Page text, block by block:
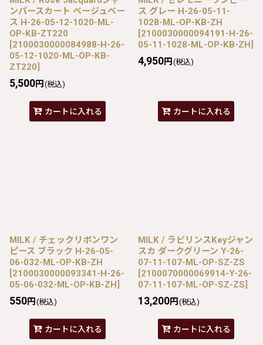
ンパースカート ベージュベー
ス H-26-05-12-1020-ML-
OP-KB-ZT220
[2100030000084988-H-26-
05-12-1020-ML-OP-KB-
ZT220]
5,500円 (税込)
カートに入れる
ス グレー H-26-05-11-
1028-ML-OP-KB-ZH
[2100030000094191-H-26-
05-11-1028-ML-OP-KB-ZH]
4,950円 (税込)
カートに入れる
MILK / チェックリボンワン
ピース ブラック H-26-05-
06-032-ML-OP-KB-ZH
[2100030000093341-H-26-
05-06-032-ML-OP-KB-ZH]
550円 (税込)
カートに入れる
MILK / ラビリンスKeyジャン
スカ ダークグリーン Y-26-
07-11-107-ML-OP-SZ-ZS
[2100070000069914-Y-26-
07-11-107-ML-OP-SZ-ZS]
13,200円 (税込)
カートに入れる